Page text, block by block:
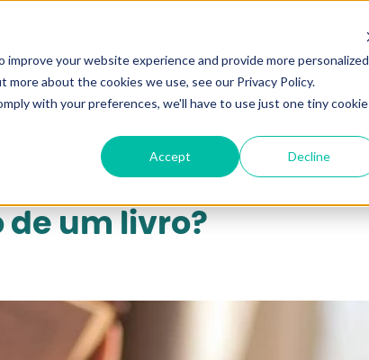
your website experience and provide more personalized
about the cookies we use, see our Privacy Policy.
with your preferences, we'll have to use just one tiny cookie
Accept Decline
um livro?